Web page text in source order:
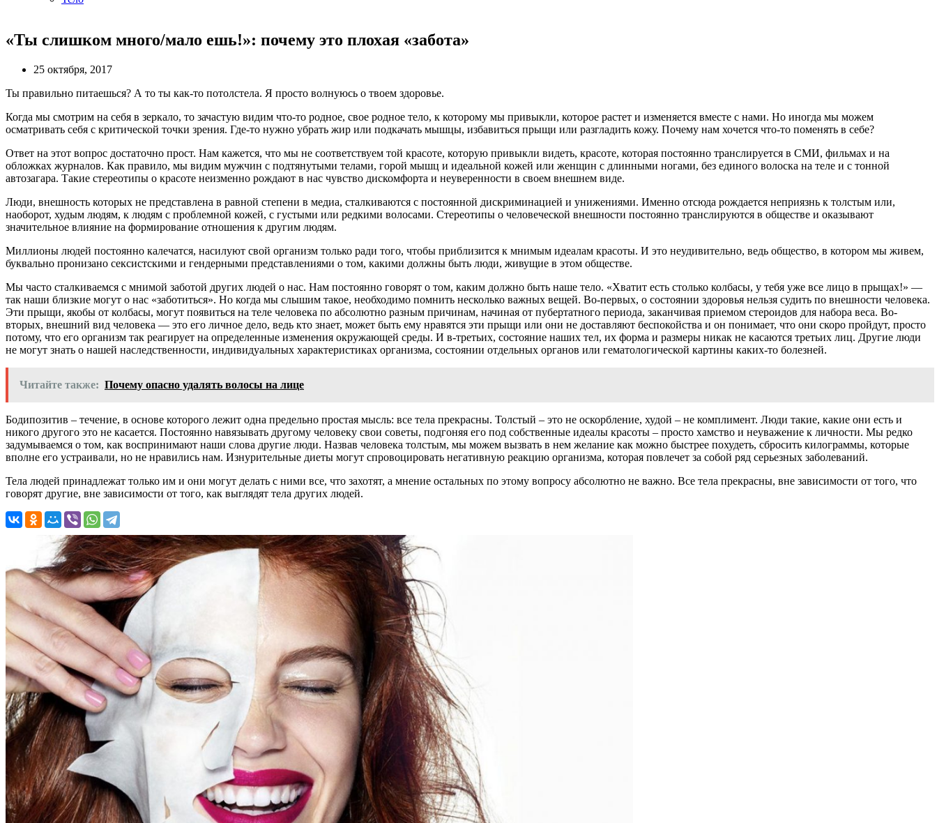
«Ты слишком много/мало ешь!»: почему это плохая «забота»
25 октября, 2017
Ты правильно питаешься? А то ты как-то потолстела. Я просто волнуюсь о твоем здоровье.
Когда мы смотрим на себя в зеркало, то зачастую видим что-то родное, свое родное тело, к которому мы привыкли, которое растет и изменяется вместе с нами. Но иногда мы можем
осматривать себя с критической точки зрения. Где-то нужно убрать жир или подкачать мышцы, избавиться прыщи или разгладить кожу. Почему нам хочется что-то поменять в себе?
Ответ на этот вопрос достаточно прост. Нам кажется, что мы не соответствуем той красоте, которую привыкли видеть, красоте, которая постоянно транслируется в СМИ, фильмах и на
обложках журналов. Как правило, мы видим мужчин с подтянутыми телами, горой мышц и идеальной кожей или женщин с длинными ногами, без единого волоска на теле и с тонной
автозагара. Такие стереотипы о красоте неизменно рождают в нас чувство дискомфорта и неуверенности в своем внешнем виде.
Люди, внешность которых не представлена в равной степени в медиа, сталкиваются с постоянной дискриминацией и унижениями. Именно отсюда рождается неприязнь к толстым или,
наоборот, худым людям, к людям с проблемной кожей, с густыми или редкими волосами. Стереотипы о человеческой внешности постоянно транслируются в обществе и оказывают
значительное влияние на формирование отношения к другим людям.
Миллионы людей постоянно калечатся, насилуют свой организм только ради того, чтобы приблизится к мнимым идеалам красоты. И это неудивительно, ведь общество, в котором мы живем,
буквально пронизано сексистскими и гендерными представлениями о том, какими должны быть люди, живущие в этом обществе.
Мы часто сталкиваемся с мнимой заботой других людей о нас. Нам постоянно говорят о том, каким должно быть наше тело. «Хватит есть столько колбасы, у тебя уже все лицо в прыщах!» —
так наши близкие могут о нас «заботиться». Но когда мы слышим такое, необходимо помнить несколько важных вещей. Во-первых, о состоянии здоровья нельзя судить по внешности человека.
Эти прыщи, якобы от колбасы, могут появиться на теле человека по абсолютно разным причинам, начиная от пубертатного периода, заканчивая приемом стероидов для набора веса. Во-
вторых, внешний вид человека — это его личное дело, ведь кто знает, может быть ему нравятся эти прыщи или они не доставляют беспокойства и он понимает, что они скоро пройдут, просто
потому, что его организм так реагирует на определенные изменения окружающей среды. И в-третьих, состояние наших тел, их форма и размеры никак не касаются третьих лиц. Другие люди
не могут знать о нашей наследственности, индивидуальных характеристиках организма, состоянии отдельных органов или гематологической картины каких-то болезней.
Читайте также: Почему опасно удалять волосы на лице
Бодипозитив – течение, в основе которого лежит одна предельно простая мысль: все тела прекрасны. Толстый – это не оскорбление, худой – не комплимент. Люди такие, какие они есть и
никого другого это не касается. Постоянно навязывать другому человеку свои советы, подгоняя его под собственные идеалы красоты – просто хамство и неуважение к личности. Мы редко
задумываемся о том, как воспринимают наши слова другие люди. Назвав человека толстым, мы можем вызвать в нем желание как можно быстрее похудеть, сбросить килограммы, которые
вполне его устраивали, но не нравились нам. Изнурительные диеты могут спровоцировать негативную реакцию организма, которая повлечет за собой ряд серьезных заболеваний.
Тела людей принадлежат только им и они могут делать с ними все, что захотят, а мнение остальных по этому вопросу абсолютно не важно. Все тела прекрасны, вне зависимости от того, что
говорят другие, вне зависимости от того, как выглядят тела других людей.